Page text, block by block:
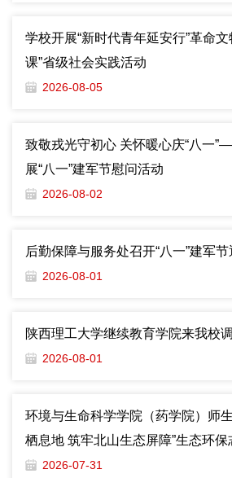
学校开展“新时代青年延安行”革命文
课”省级社会实践活动
2026-08-05
致敬戎光守初心 关怀暖心庆“八一
展“八一”建军节慰问活动
2026-08-02
后勤保障与服务处召开“八一”建军
2026-08-01
陕西理工大学继续教育学院来我校
2026-08-01
环境与生命科学学院（药学院）师
栖息地 筑牢北山生态屏障”生态环
2026-07-31